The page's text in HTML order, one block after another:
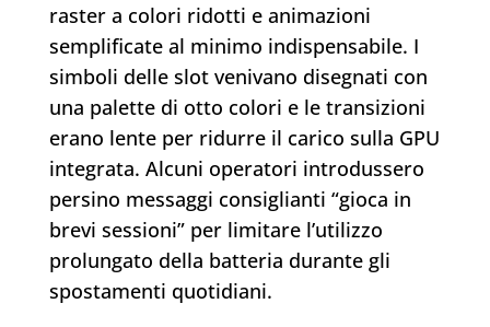
raster a colori ridotti e animazioni
semplificate al minimo indispensabile. I
simboli delle slot venivano disegnati con
una palette di otto colori e le transizioni
erano lente per ridurre il carico sulla GPU
integrata. Alcuni operatori introdussero
persino messaggi consiglianti “gioca in
brevi sessioni” per limitare l’utilizzo
prolungato della batteria durante gli
spostamenti quotidiani.